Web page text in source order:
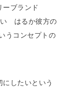
ーブランド
い はるか彼方の
うコンセプトの
したいという